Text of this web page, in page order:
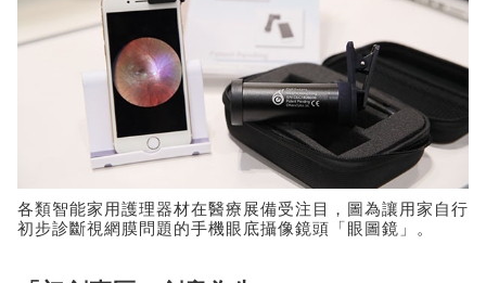
各類智能家用護理器材在醫療展備受注目，圖為讓用家自行
初步診斷視網膜問題的手機眼底攝像鏡頭「眼圖鏡」。